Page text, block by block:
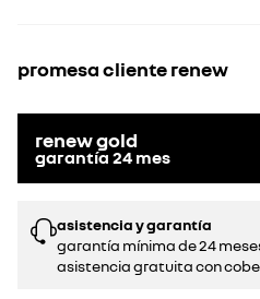
promesa cliente renew
renew gold
garantía 24 mes
asistencia y garantía
garantía mínima de 24
asistencia gratuita con